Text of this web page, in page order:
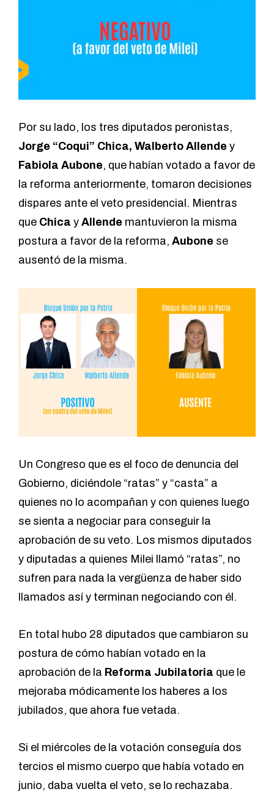
Por su lado, los tres diputados peronistas,
Jorge “Coqui” Chica, Walberto Allende y
Fabiola Aubone, que habían votado a favor de
la reforma anteriormente, tomaron decisiones
dispares ante el veto presidencial. Mientras
que Chica y Allende mantuvieron la misma
postura a favor de la reforma, Aubone se
ausentó de la misma.
Un Congreso que es el foco de denuncia del
Gobierno, diciéndole “ratas” y “casta” a
quienes no lo acompañan y con quienes luego
se sienta a negociar para conseguir la
aprobación de su veto. Los mismos diputados
y diputadas a quienes Milei llamó “ratas”, no
sufren para nada la vergüenza de haber sido
llamados así y terminan negociando con él.
En total hubo 28 diputados que cambiaron su
postura de cómo habían votado en la
aprobación de la Reforma Jubilatoria que le
mejoraba módicamente los haberes a los
jubilados, que ahora fue vetada.
Si el miércoles de la votación conseguía dos
tercios el mismo cuerpo que había votado en
junio, daba vuelta el veto, se lo rechazaba.